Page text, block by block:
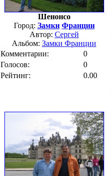
Шенонсо
Город: Замки Франции
Автор: Сергей
Альбом: Замки Франции
Комментарии:
0
Голосов:
0
Рейтинг:
0.00